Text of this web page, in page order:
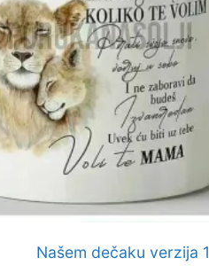
Našem dečaku verzija 1